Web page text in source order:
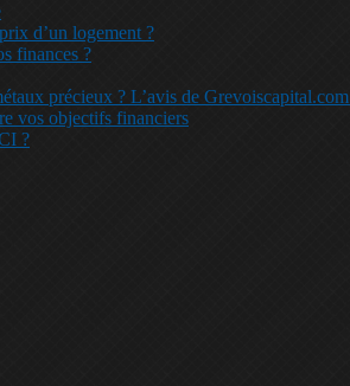
d’un logement ?
finances ?
précieux ? L’avis de Grevoiscapital.com
vos objectifs financiers
?